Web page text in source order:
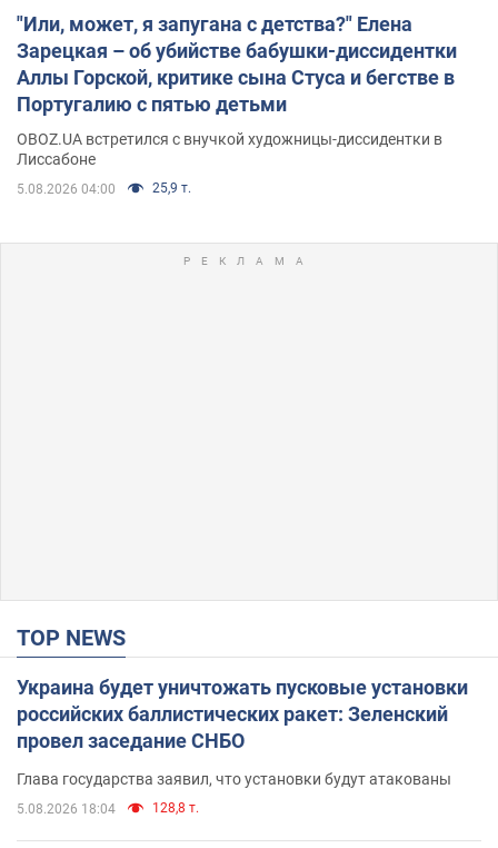
"Или, может, я запугана с детства?" Елена
Зарецкая – об убийстве бабушки-диссидентки
Аллы Горской, критике сына Стуса и бегстве в
Португалию с пятью детьми
OBOZ.UA встретился с внучкой художницы-диссидентки в
Лиссабоне
5.08.2026 04:00 25,9 т.
TOP NEWS
Украина будет уничтожать пусковые установки
российских баллистических ракет: Зеленский
провел заседание СНБО
Глава государства заявил, что установки будут атакованы
5.08.2026 18:04 128,8 т.